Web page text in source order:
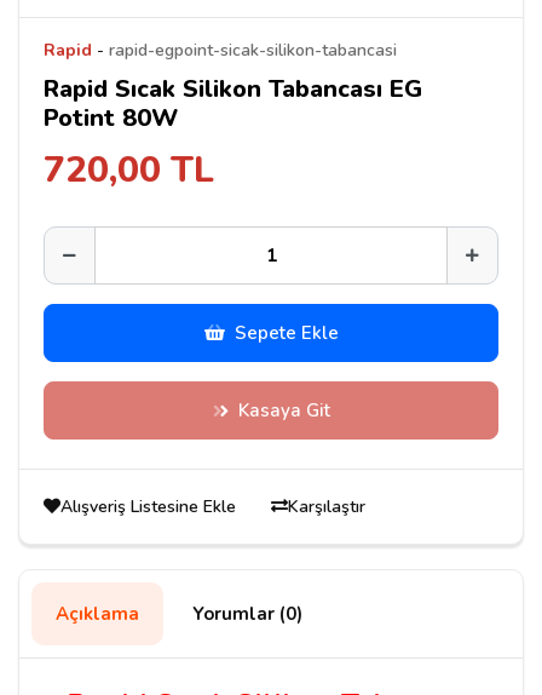
Rapid - rapid-egpoint-sicak-silikon-tabancasi
Rapid Sıcak Silikon Tabancası EG
Potint 80W
720,00 TL
Sepete Ekle
Kasaya Git
Alışveriş Listesine Ekle Karşılaştır
Açıklama Yorumlar (0)